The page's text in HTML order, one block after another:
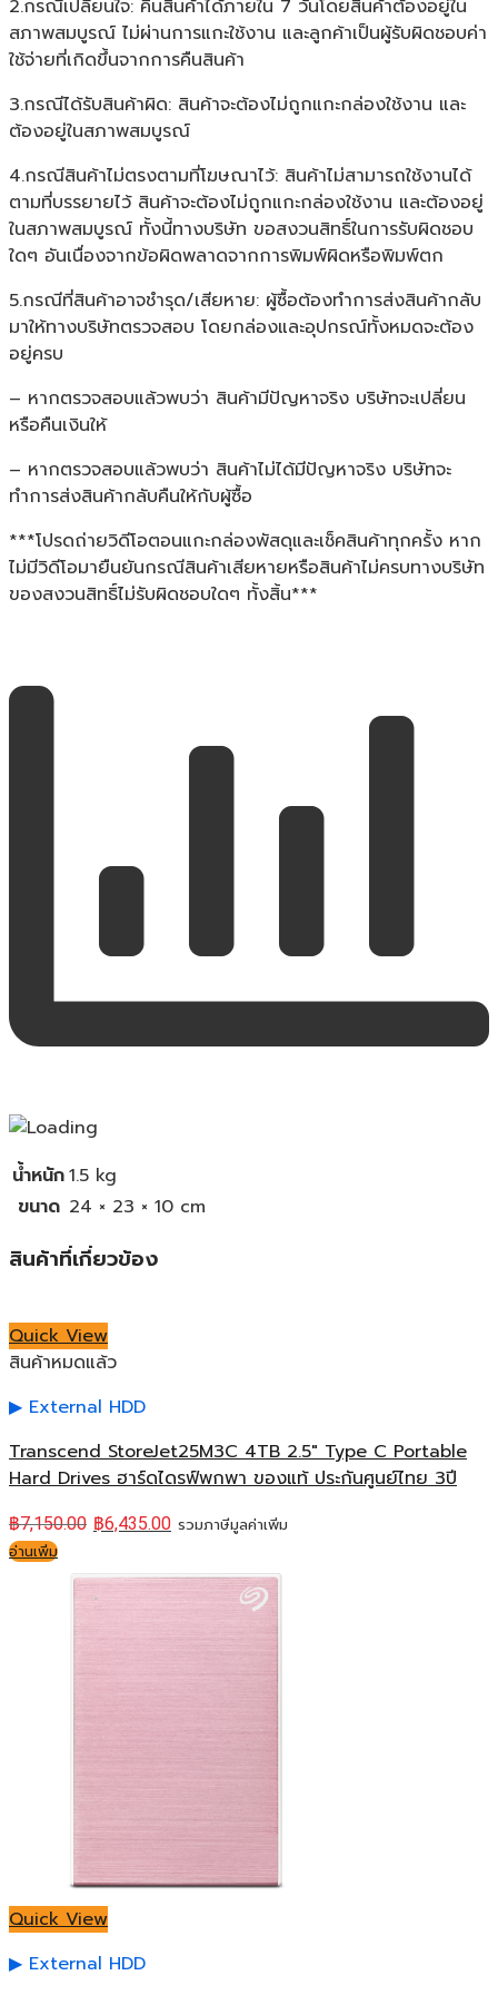
2.กรณีเปลี่ยนใจ: คืนสินค้าได้ภายใน 7 วันโดยสินค้าต้องอยู่ใน
สภาพสมบูรณ์ ไม่ผ่านการแกะใช้งาน และลูกค้าเป็นผู้รับผิดชอบค่า
ใช้จ่ายที่เกิดขึ้นจากการคืนสินค้า
3.กรณีได้รับสินค้าผิด: สินค้าจะต้องไม่ถูกแกะกล่องใช้งาน และ
ต้องอยู่ในสภาพสมบูรณ์
4.กรณีสินค้าไม่ตรงตามที่โฆษณาไว้: สินค้าไม่สามารถใช้งานได้
ตามที่บรรยายไว้ สินค้าจะต้องไม่ถูกแกะกล่องใช้งาน และต้องอยู่
ในสภาพสมบูรณ์ ทั้งนี้ทางบริษัท ขอสงวนสิทธิ์ในการรับผิดชอบ
ใดๆ อันเนื่องจากข้อผิดพลาดจากการพิมพ์ผิดหรือพิมพ์ตก
5.กรณีที่สินค้าอาจชำรุด/เสียหาย: ผู้ซื้อต้องทำการส่งสินค้ากลับ
มาให้ทางบริษัทตรวจสอบ โดยกล่องและอุปกรณ์ทั้งหมดจะต้อง
อยู่ครบ
– หากตรวจสอบแล้วพบว่า สินค้ามีปัญหาจริง บริษัทจะเปลี่ยน
หรือคืนเงินให้
– หากตรวจสอบแล้วพบว่า สินค้าไม่ได้มีปัญหาจริง บริษัทจะ
ทำการส่งสินค้ากลับคืนให้กับผู้ซื้อ
***โปรดถ่ายวิดีโอตอนแกะกล่องพัสดุและเช็คสินค้าทุกครั้ง หาก
ไม่มีวิดีโอมายืนยันกรณีสินค้าเสียหายหรือสินค้าไม่ครบทางบริษัท
ของสงวนสิทธิ์ไม่รับผิดชอบใดๆ ทั้งสิ้น***
น้ำหนัก1.5 kg
ขนาด 24 × 23 × 10 cm
สินค้าที่เกี่ยวข้อง
Quick View
สินค้าหมดแล้ว
External HDD
Transcend StoreJet25M3C 4TB 2.5″ Type C Portable
Hard Drives ฮาร์ดไดรฟ์พกพา ของแท้ ประกันศูนย์ไทย 3ปี
฿7,150.00 ฿6,435.00 รวมภาษีมูลค่าเพิ่ม
อ่านเพิ่ม
Quick View
External HDD